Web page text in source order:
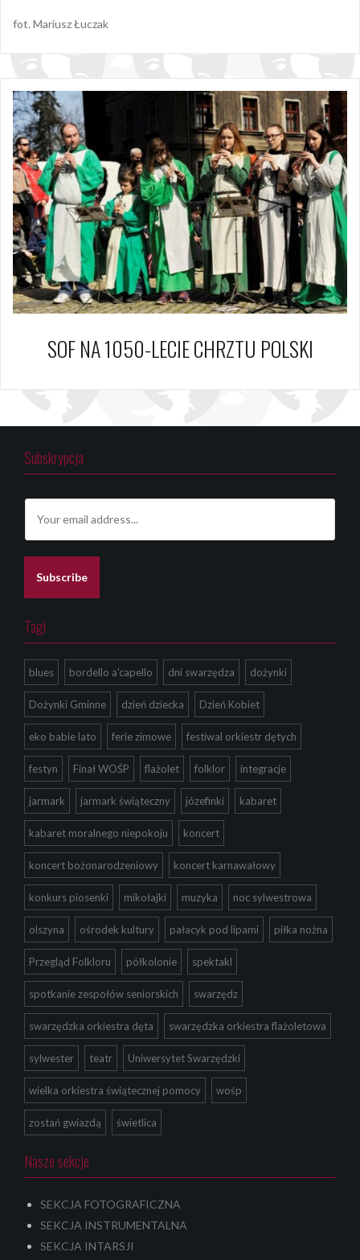
fot. Mariusz Łuczak
SOF NA 1050-LECIE CHRZTU POLSKI
Subskrypcja
a
i
Subscribe
Tagi
blues bordello a'capello dni swarzędza dożynki
Dożynki Gminne dzień dziecka Dzień Kobiet
eko babie lato ferie zimowe festiwal orkiestr dętych
festyn Finał WOŚP flażolet folklor integracje
jarmark jarmark świąteczny józefinki kabaret
kabaret moralnego niepokoju koncert
koncert bożonarodzeniowy koncert karnawałowy
konkurs piosenki mikołajki muzyka noc sylwestrowa
olszyna ośrodek kultury pałacyk pod lipami piłka nożna
Przegląd Folkloru półkolonie spektakl
spotkanie zespołów seniorskich swarzędz
swarzędzka orkiestra dęta swarzędzka orkiestra flażoletowa
sylwester teatr Uniwersytet Swarzędzki
wielka orkiestra świątecznej pomocy wośp
zostań gwiazdą świetlica
Nasze sekcje
SEKCJA FOTOGRAFICZNA
SEKCJA INSTRUMENTALNA
SEKCJA INTARSJI